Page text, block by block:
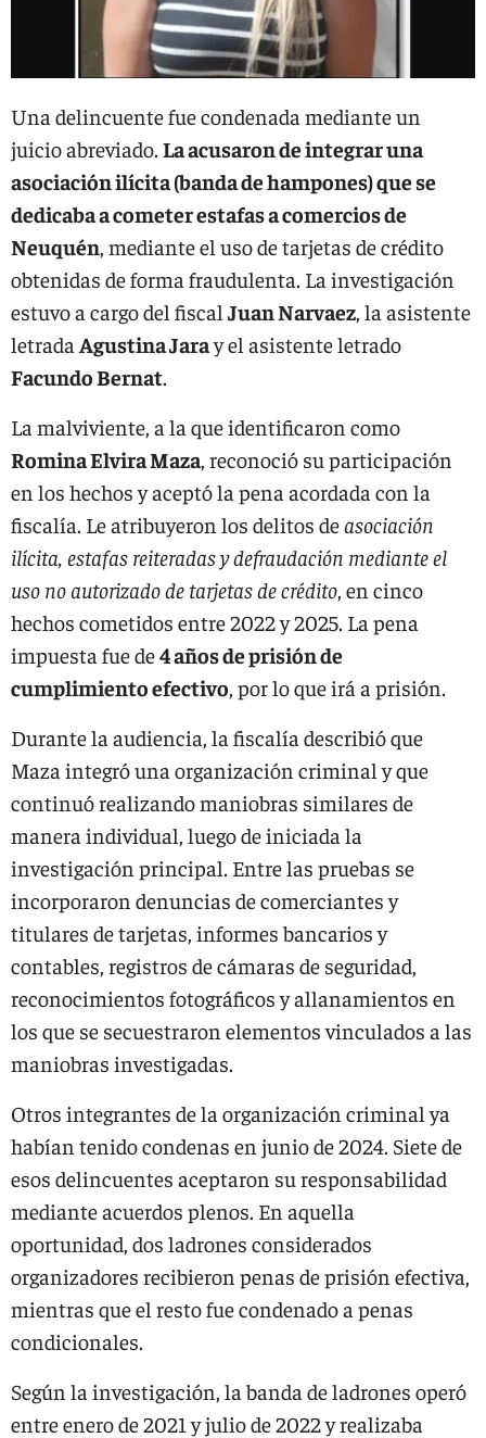
Una delincuente fue condenada mediante un
juicio abreviado. La acusaron de integrar una
asociación ilícita (banda de hampones) que se
dedicaba a cometer estafas a comercios de
Neuquén, mediante el uso de tarjetas de crédito
obtenidas de forma fraudulenta. La investigación
estuvo a cargo del fiscal Juan Narvaez, la asistente
letrada Agustina Jaray el asistente letrado
Facundo Bernat.
La malviviente, a la que identificaron como
Romina Elvira Maza, reconoció su participación
en los hechos y aceptó la pena acordada con la
fiscalía. Le atribuyeron los delitos deasociación
ilícita, estafas reiteradas y defraudación mediante el
uso no autorizado de tarjetas de crédito, en cinco
hechos cometidos entre 2022 y 2025. La pena
impuesta fue de4 años de prisión de
cumplimiento efectivo, por lo que irá a prisión.
Durante la audiencia, la fiscalía describió que
Maza integró una organización criminal y que
continuó realizando maniobras similares de
manera individual, luego de iniciada la
investigación principal. Entre las pruebas se
incorporaron denuncias de comerciantes y
titulares de tarjetas, informes bancarios y
contables, registros de cámaras de seguridad,
reconocimientos fotográficos y allanamientos en
los que se secuestraron elementos vinculados a las
maniobras investigadas.
Otros integrantes de la organización criminal ya
habían tenido condenas en junio de 2024. Siete de
esos delincuentes aceptaron su responsabilidad
mediante acuerdos plenos. En aquella
oportunidad, dos ladrones considerados
organizadores recibieron penas de prisión efectiva,
mientras que el resto fue condenado a penas
condicionales.
Según la investigación, la banda de ladrones operó
entre enero de 2021 y julio de 2022 y realizaba